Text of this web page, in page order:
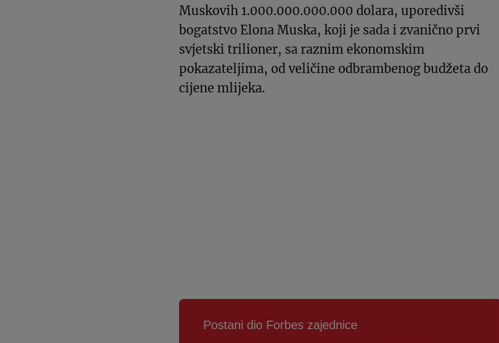
Muskovih 1.000.000.000.000 dolara, uporedivši
bogatstvo Elona Muska, koji je sada i zvanično prvi
svjetski trilioner, sa raznim ekonomskim
pokazateljima, od veličine odbrambenog budžeta do
cijene mlijeka.
Postani dio Forbes zajednice